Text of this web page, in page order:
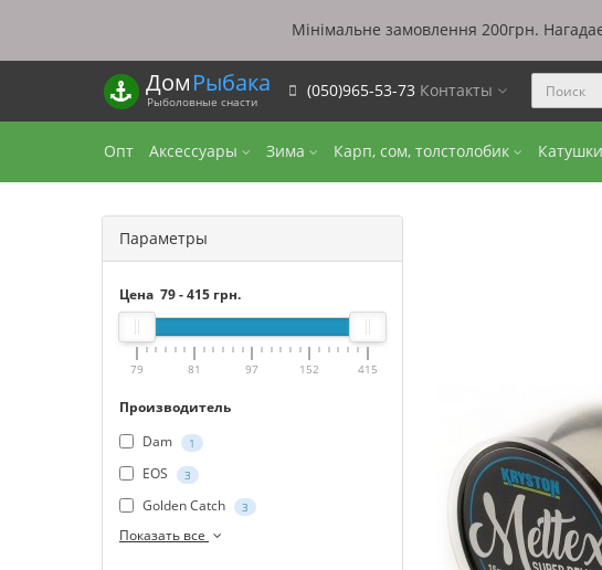
Мінімальне замовлення 200грн.
ДомРыбака
Рыболовные снасти
(050)965-53-73 Контакты
Опт Аксессуары Зима Карп, сом, толстолобик Катушки
Параметры
Цена 79-415 грн.
79 81 97 152 415
Производитель
Dam
1
EOS 3
Golden Catch 3
Показать все